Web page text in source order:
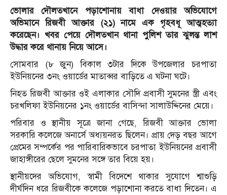
ভোলার দৌলতখানে পড়াশোনায় বাধা দেওয়ার অভিযোগে
অভিমানে রিজবী আক্তার (২১) নামে এক গৃহবধূ আত্মহত্যা
করেছেন। খবর পেয়ে দৌলতখান থানা পুলিশ তার ঝুলন্ত লাশ
উদ্ধার করে থানায় নিয়ে আসে।
সোমবার (৮ জুন) বিকাল ৩টার দিকে উপজেলার চরপাতা
ইউনিয়নের ৩নং ওয়ার্ডের মাতাব্বর বাড়িতে এ ঘটনা ঘটে।
নিহত রিজবী আক্তার ওই এলাকার সৌদি প্রবাসী সুমনের স্ত্রী এবং
চরখলিফা ইউনিয়নের ১নং ওয়ার্ডের বাসিন্দা সালাউদ্দিনের মেয়ে।
পরিবার ও স্থানীয় সূত্রে জানা গেছে, রিজবী আক্তার ভোলা
সরকারি কলেজে অনার্সে অধ্যয়নরত ছিলেন। প্রায় দেড় বছর আগে
প্রেমের সম্পর্কের পর পারিবারিকভাবে চরপাতা ইউনিয়নের প্রবাসী
জাহাঙ্গীরের ছেলে সুমনের সঙ্গে তার বিয়ে হয়।
স্থানীয়দের অভিযোগ, স্বামী বিদেশে থাকার সুযোগে শ্বাশুড়ি
দীর্ঘদিন ধরে রিজবীকে কলেজে পড়াশোনা করতে বাধা দিতেন। এ